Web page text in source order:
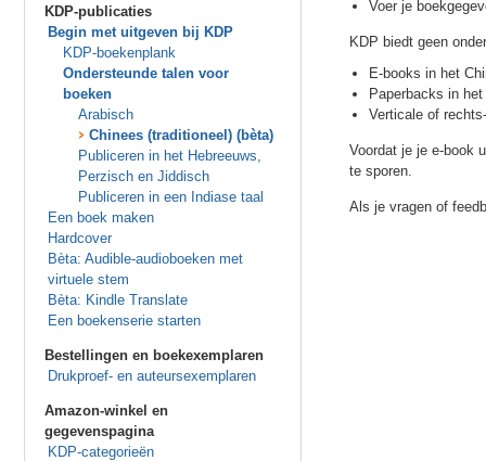
KDP-publicaties
Begin met uitgeven bij KDP
KDP-boekenplank
Ondersteunde talen voor
boeken
Arabisch
Chinees (traditioneel) (bèta)
Publiceren in het Hebreeuws,
Perzisch en Jiddisch
Publiceren in een Indiase taal
Een boek maken
Hardcover
Bèta: Audible-audioboeken met
virtuele stem
Bèta: Kindle Translate
Een boekenserie starten
Bestellingen en boekexemplaren
Drukproef- en auteursexemplaren
Amazon-winkel en
gegevenspagina
KDP-categorieën
Voer je
KDP biedt geen
E-books in het
Paperbacks in
Verticale of
Voordat je je e-book
te sporen.
Als je vragen of